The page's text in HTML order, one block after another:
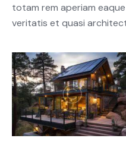
totam rem aperiam
veritatis et quasi